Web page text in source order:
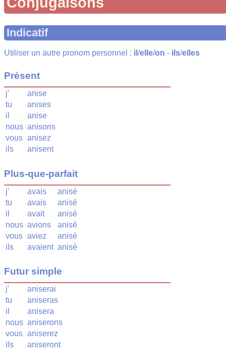
Indicatif
Utiliser un autre pronom personnel : il /elle/on - ils/elles
Présent
j'
anise
tu
anises
il
anise
nous anisons
vous anisez
ils
anisent
Plus-que-parfait
j' avais
anisé
tu
avais
anisé
il
avait
anisé
nous avions
anisé
vous aviez
anisé
ils
avaient anisé
Futur simple
j'
aniserai
tu
aniseras
il
anisera
nous aniserons
vous aniserez
ils
aniseront